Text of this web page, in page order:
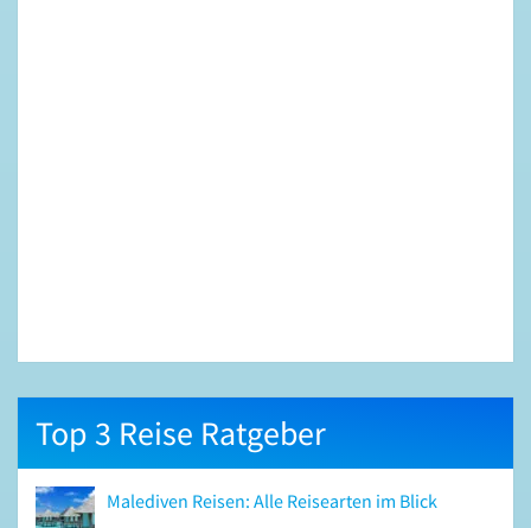
Top 3 Reise Ratgeber
Malediven Reisen: Alle Reisearten im Blick